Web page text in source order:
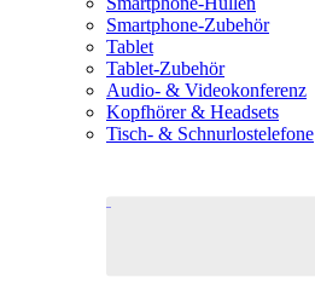
Smartphone-Zubehör
Tablet
Tablet-Zubehör
Audio- & Videokonferenz
Kopfhörer & Headsets
Tisch- & Schnurlostelefone